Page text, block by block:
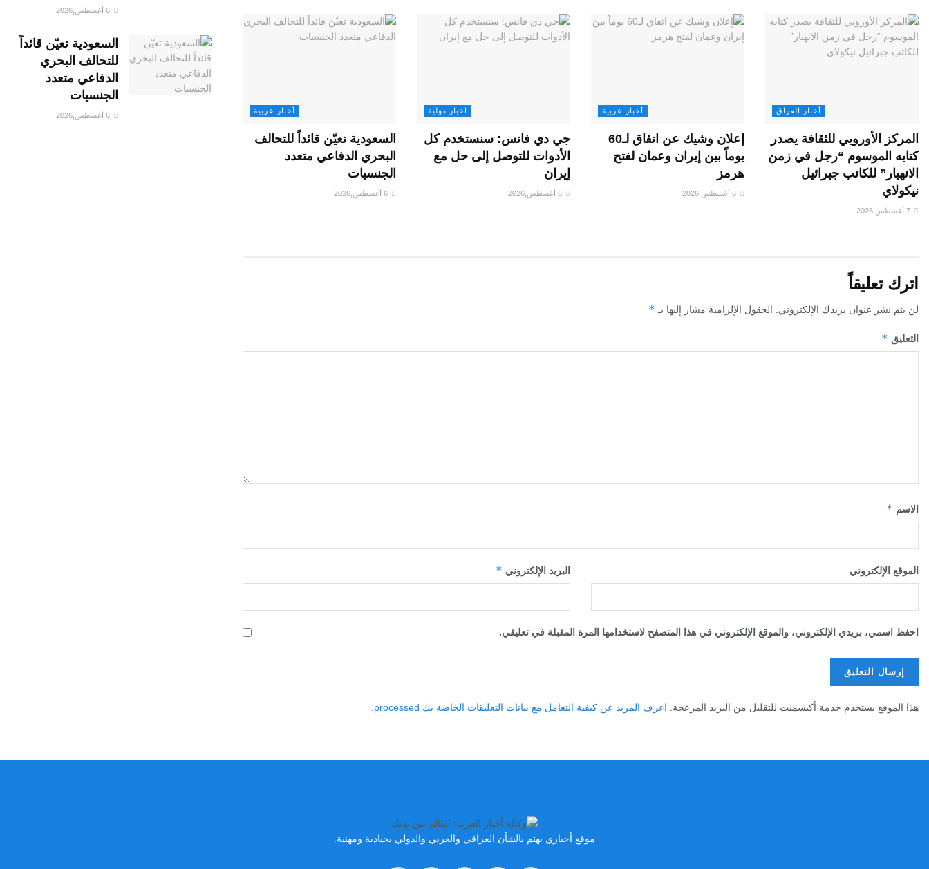
أخبار العراق
المركز الأوروبي للثقافة يصدر
كتابه الموسوم “رجل في زمن
الانهيار” للكاتب جبرائيل
نيكولاي
أخبار عربية
إعلان وشيك عن اتفاق لـ60
يوماً بين إيران وعمان لفتح
هرمز
اخبار دولية
جي دي فانس: سنستخدم كل
الأدوات للتوصل إلى حل مع
إيران
أخبار عربية
السعودية تعيّن قائداً للتحالف
البحري الدفاعي متعدد
الجنسيات
اترك تعليقاً
لن يتم نشر عنوان بريدك الإلكتروني. الحقول الإلزامية مشار إليها بـ *
التعليق *
الاسم *
البريد الإلكتروني * الموقع الإلكتروني
احفظ اسمي، بريدي الإلكتروني، والموقع الإلكتروني في هذا المتصفح لاستخدامها المرة المقبلة في تعليقي.
هذا الموقع يستخدم خدمة أكيسميت للتقليل من البريد المزعجة. اعرف المزيد عن كيفية التعامل مع بيانات التعليقات الخاصة بك processed
السعودية تعيّن قائداً
للتحالف البحري
الدفاعي متعدد
الجنسيات
موقع أخباري يهتم بالشأن العراقي والعربي والدولي بحيادية ومهنية.